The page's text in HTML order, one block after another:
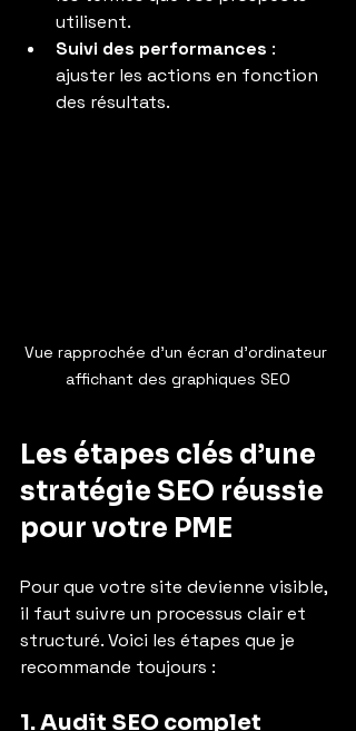
utilisent.
Suivi des performances :
ajuster les actions en fonction
des résultats.
Vue rapprochée d’un écran d’ordinateur
affichant des graphiques SEO
Les étapes clés d’une
stratégie SEO réussie
pour votre PME
Pour que votre site devienne visible,
il faut suivre un processus clair et
structuré. Voici les étapes que je
recommande toujours :
1. Audit SEO complet